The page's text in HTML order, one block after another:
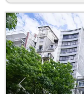
Previous